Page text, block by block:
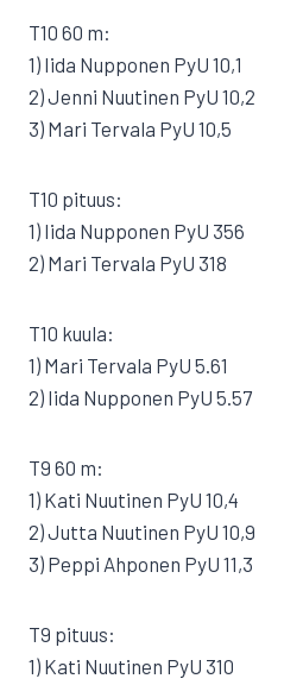
T10 60 m:
1) Iida Nupponen PyU 10,1
2) Jenni Nuutinen PyU 10,2
3) Mari Tervala PyU 10,5
T10 pituus:
1) Iida Nupponen PyU 356
2) Mari Tervala PyU 318
T10 kuula:
1) Mari Tervala PyU 5.61
2) Iida Nupponen PyU 5.57
T9 60 m:
1) Kati Nuutinen PyU 10,4
2) Jutta Nuutinen PyU 10,9
3) Peppi Ahponen PyU 11,3
T9 pituus:
1) Kati Nuutinen PyU 310